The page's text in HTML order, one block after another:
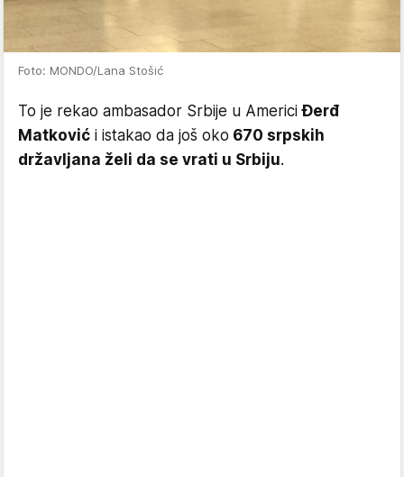
Foto: MONDO/Lana Stošić
To je rekao ambasador Srbije u AmericiĐerđ
Matković i istakao da još oko 670 srpskih
državljana želi da se vrati u Srbiju.